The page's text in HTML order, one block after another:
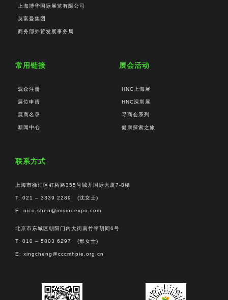
上海博华国际展览有限公司
英富曼集团
商务部外贸发展事务局
常用链接
观众注册
展位申请
展商名录
新闻中心
展会活动
HNC上海展
HNC深圳展
寻商会系列
健康探索之旅
联系方式
上海市徐汇区虹桥路355号城开国际大厦7-8楼
T: 021 – 3339 2289 (沈女士)
E: nico.shen@imsinoexpo.com
北京市东城区朝阳门内大街南竹竿胡同6号
T: 010 – 5803 6297 (邢女士)
E: xingcheng@cccmhpie.org.cn